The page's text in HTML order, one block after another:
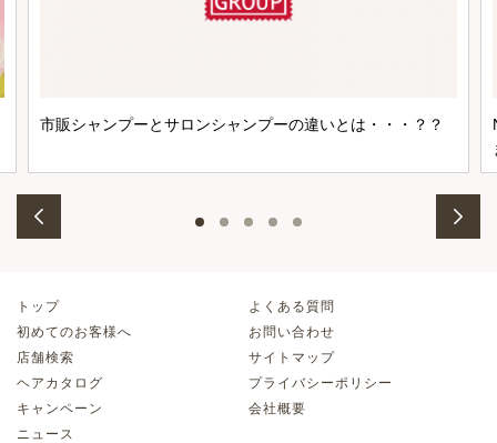
市販シャンプーとサロンシャンプーの違いとは・・・？？
トップ
初めてのお客様へ
店舗検索
ヘアカタログ
キャンペーン
ニュース
よくある質問
お問い合わせ
サイトマップ
プライバシーポリシー
会社概要